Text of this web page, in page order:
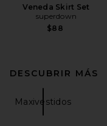
Veneda Skirt Set
superdown
$88
DESCUBRIR MÁS
Maxivestidos